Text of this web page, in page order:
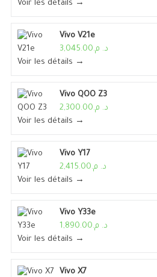
Voir les détails →
Vivo V21e
د. م.3,045.00
Voir les détails →
Vivo QOO Z3
د. م.2,300.00
Voir les détails →
Vivo Y17
د. م.2,415.00
Voir les détails →
Vivo Y33e
د. م.1,890.00
Voir les détails →
Vivo X7